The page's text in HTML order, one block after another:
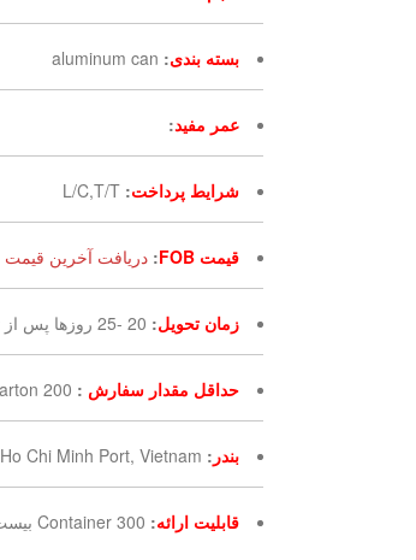
بسته بندی:
aluminum can
عمر مفید:
شرایط پرداخت:
L/C,T/T
قیمت FOB : دریافت آخرین قیمت
زمان تحویل: 20 -25 روزها پس از تأیید سفارش
حداقل مقدار سفارش :
200 Carton
بندر :
Ho Chi Minh Port, Vietnam
قابلیت ارائه: 300 Container بیست-Foot/ماه ها